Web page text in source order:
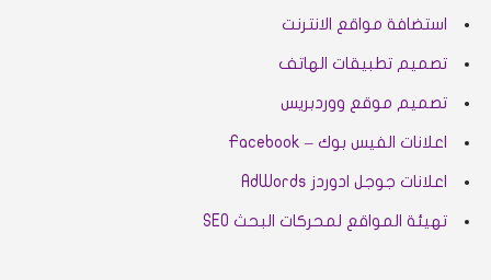
استضافة مواقع الانترنت
تصميم تطبيقات الهاتف
تصميم موقع ووردبريس
اعلانات الفيس بوك – Facebook
اعلانات جوجل ادوردز AdWords
تهيئة المواقع لمحركات البحث SEO